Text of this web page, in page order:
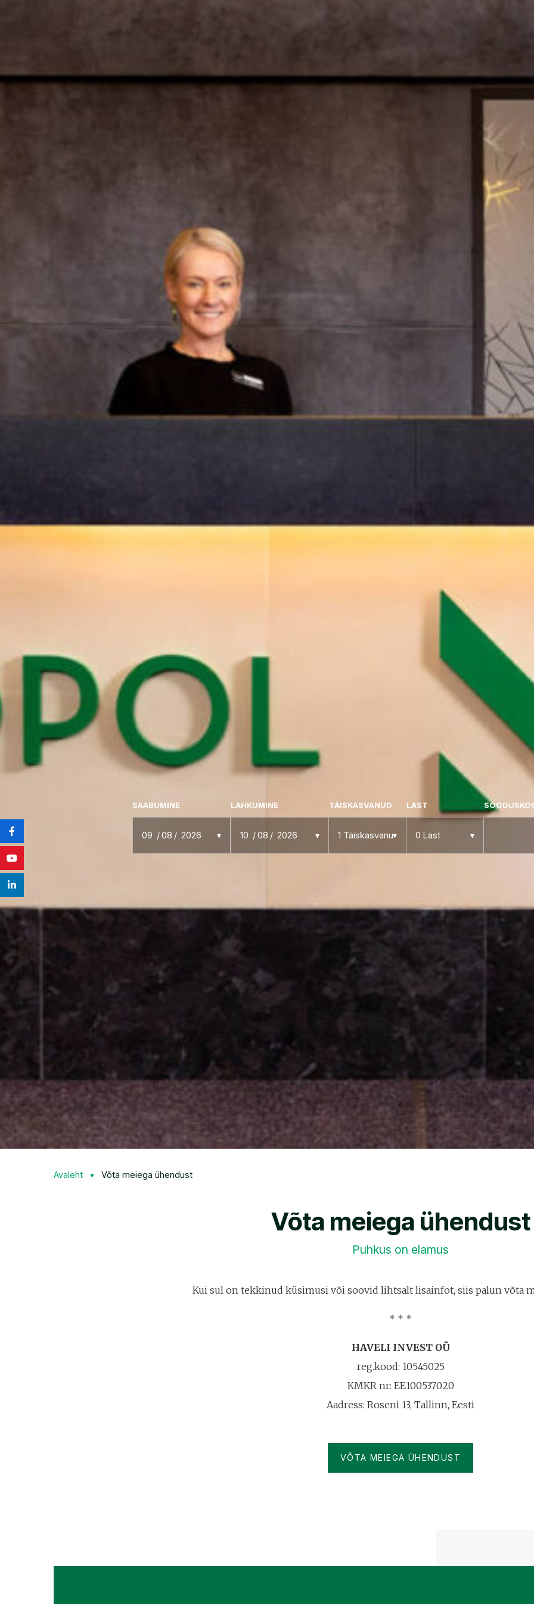
SAABUMINE
09 08 2026
LAHKUMINE
10 08 2026
TÄISKASVANUD
1 Täiskasvanu
LAST
0 Last
Avaleht Võta meiega ühendust
Võta meiega ühendust
Puhkus on elamus
Kui sul on tekkinud küsimusi või soovid lihtsalt lisainfot, siis palun võta
* * *
HAVELI INVEST OÜ
reg.kood: 10545025
KMKR nr: EE100537020
Aadress: Roseni 13, Tallinn, Eesti
VÕTA MEIEGA ÜHENDUST